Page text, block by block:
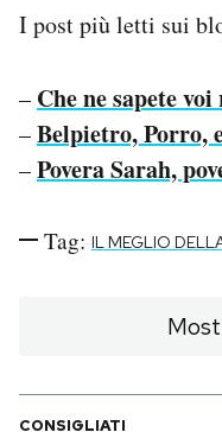
I post più letti sui
– Che ne sapete
–Belpietro, Porro,
–Povera Sarah,
Tag: IL MEGLIO
CONSIGLIATI